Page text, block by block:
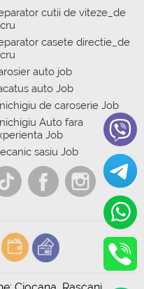
cutii de viteze_de
casete directie_de
auto job
auto Job
de caroserie Job
Auto fara
Job
sasiu Job